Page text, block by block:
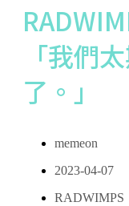
「我們
了。」
memeon
2023-04-07
RADWIMPS